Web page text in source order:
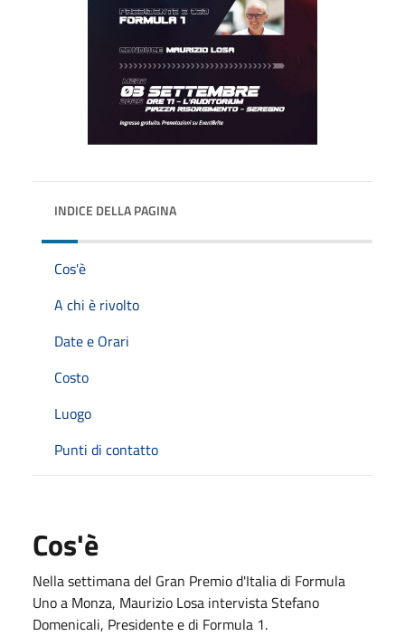
INDICE DELLA PAGINA
Cos'è
A chi è rivolto
Date e Orari
Costo
Luogo
Punti di contatto
Cos'è
Nella settimana del Gran Premio d'Italia di Formula
Uno a Monza, Maurizio Losa intervista Stefano
Domenicali, Presidente e di Formula 1.